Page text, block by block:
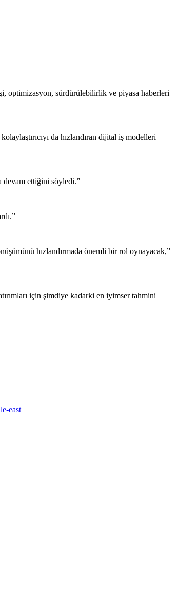
optimizasyon, sürdürülebilirlik ve piyasa haberleri
da hızlandıran dijital iş modelleri
devam ettiğini söyledi.”
hızlandırmada önemli bir rol oynayacak,”
için şimdiye kadarki en iyimser tahmini
east